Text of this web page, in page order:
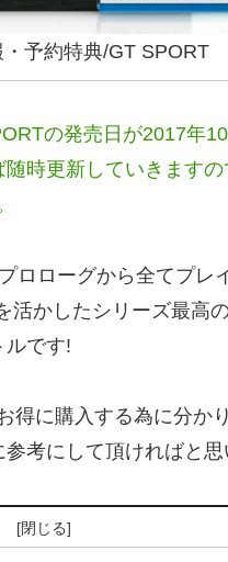
予約特典/GT SPORT
の発売日が2017年
時更新していきます
ロローグから全てプレ
かしたシリーズ最高
ルです!
得に購入する為に分か
考にして頂ければと思